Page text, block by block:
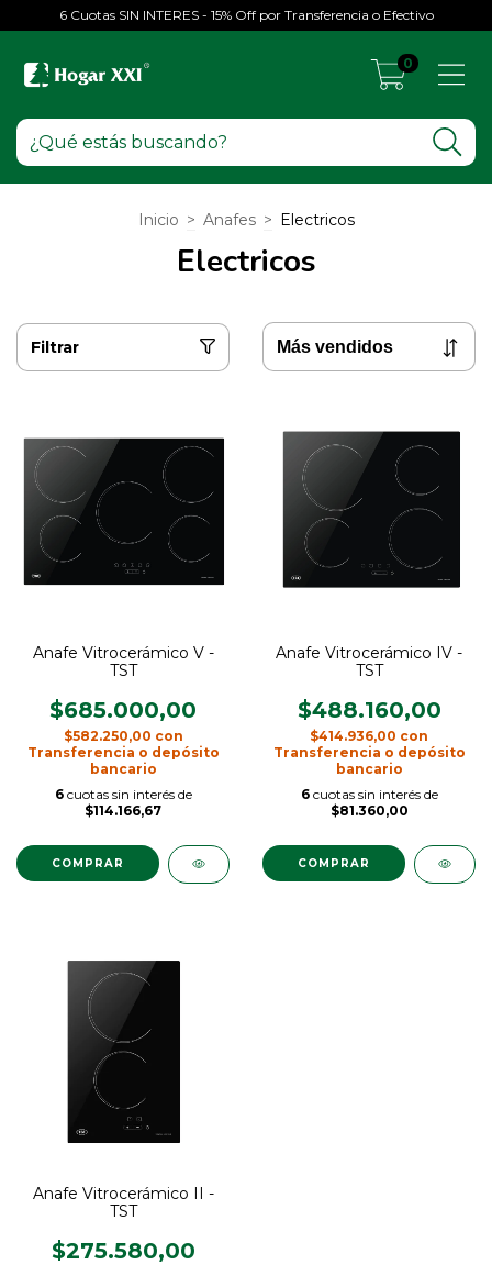
6 Cuotas SIN INTERES - 15% Off por Transferencia o Efectivo
0
Inicio > Anafes > Electricos
Electricos
Filtrar
Anafe Vitrocerámico V -
TST
$685.000,00
$582.250,00 con
Transferencia o depósito
bancario
6 cuotas sin interés de
$114.166,67
Anafe Vitrocerámico IV -
TST
$488.160,00
$414.936,00 con
Transferencia o depósito
bancario
6 cuotas sin interés de
$81.360,00
Anafe Vitrocerámico II -
TST
$275.580,00